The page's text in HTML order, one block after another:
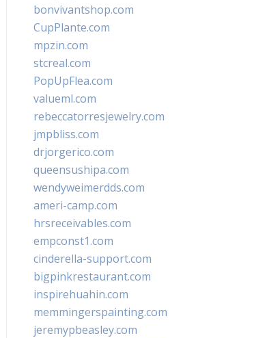
bonvivantshop.com
CupPlante.com
mpzin.com
stcreal.com
PopUpFlea.com
valueml.com
rebeccatorresjewelry.com
jmpbliss.com
drjorgerico.com
queensushipa.com
wendyweimerdds.com
ameri-camp.com
hrsreceivables.com
empconst1.com
cinderella-support.com
bigpinkrestaurant.com
inspirehuahin.com
memmingerspainting.com
jeremypbeasley.com